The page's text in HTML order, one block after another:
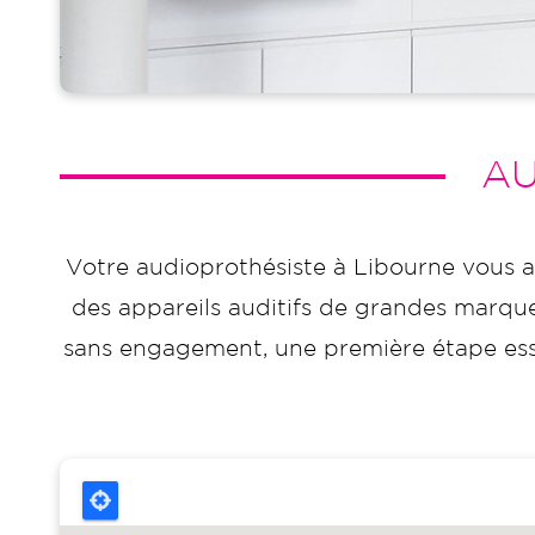
Votre audioprothésiste à Libourne vous
des appareils auditifs de grandes
sans engagement, une première étape